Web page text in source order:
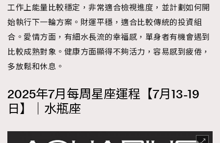
工作上能量比較穩定，非常適合檢視進度，並計劃如何開
始執行下一輪方案。財運平穩，適合比較傳統的投資組
合。愛情方面，有細水長流的幸福感，單身者有機會遇到
比較成熟對象。健康方面顯得不夠活力，容易感到疲倦，
多放鬆和休息。
2025年7月每周星座運程【7月13-19
日】｜水瓶座